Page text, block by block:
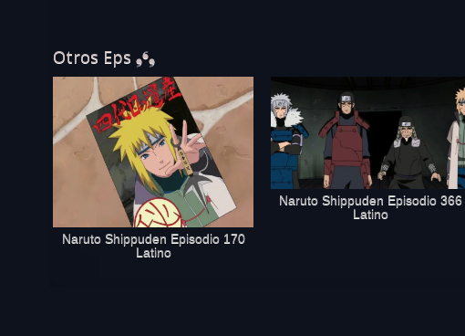
Otros Eps ❟❛❟
Naruto Shippuden Episodio 170
Latino
Naruto Shippuden Episodio 366
Latino